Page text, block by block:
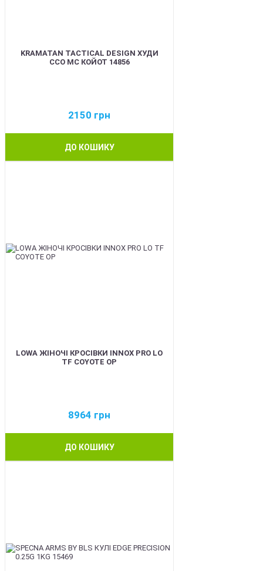
KRAMATAN TACTICAL DESIGN ХУДИ
ССО МС КОЙОТ 14856
2150 грн
ДО КОШИКУ
LOWA ЖІНОЧІ КРОСІВКИ INNOX PRO LO
TF COYOTE OP
8964 грн
ДО КОШИКУ